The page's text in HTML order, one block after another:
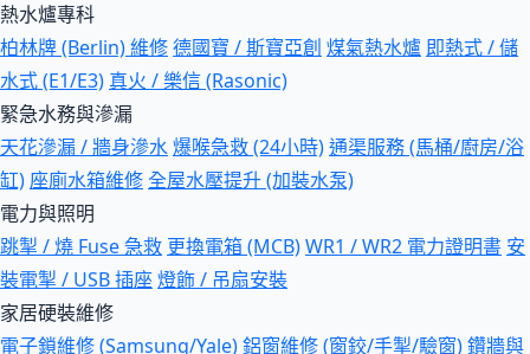
熱水爐專科
柏林牌 (Berlin) 維修德國寶 / 斯寶亞創 煤氣熱水爐 即熱式 / 儲
水式 (E1/E3) 真火 / 樂信 (Rasonic)
緊急水務與滲漏
天花滲漏 / 牆身滲水爆喉急救 (24小時)通渠服務 (馬桶/廚房/浴
缸) 座廁水箱維修全屋水壓提升 (加裝水泵)
電力與照明
跳掣 / 燒 Fuse 急救 更換電箱 (MCB)WR1 / WR2 電力證明書 安
裝電掣 / USB 插座燈飾 / 吊扇安裝
家居硬裝維修
電子鎖維修 (Samsung/Yale)鋁窗維修 (窗鉸/手掣/驗窗)鑽牆與